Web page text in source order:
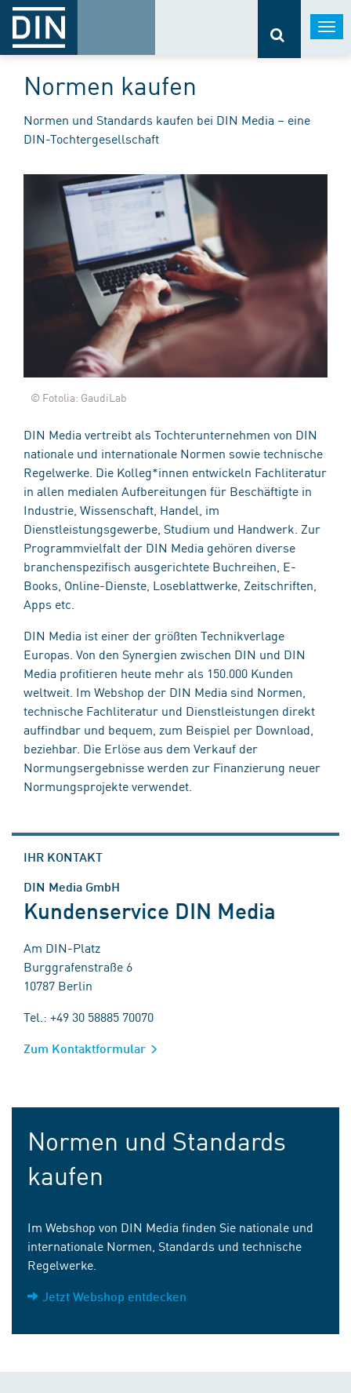
Normen kaufen
Normen und Standards kaufen bei DIN Media – eine
DIN-Tochtergesellschaft
© Fotolia: GaudiLab
DIN Media vertreibt als Tochterunternehmen von DIN
nationale und internationale Normen sowie technische
Regelwerke. Die Kolleg*innen entwickeln Fachliteratur
in allen medialen Aufbereitungen für Beschäftigte in
Industrie, Wissenschaft, Handel, im
Dienstleistungsgewerbe, Studium und Handwerk. Zur
Programmvielfalt der DIN Media gehören diverse
branchenspezifisch ausgerichtete Buchreihen, E-
Books, Online-Dienste, Loseblattwerke, Zeitschriften,
Apps etc.
DIN Media ist einer der größten Technikverlage
Europas. Von den Synergien zwischen DIN und DIN
Media profitieren heute mehr als 150.000 Kunden
weltweit. Im Webshop der DIN Media sind Normen,
technische Fachliteratur und Dienstleistungen direkt
auffindbar und bequem, zum Beispiel per Download,
beziehbar. Die Erlöse aus dem Verkauf der
Normungsergebnisse werden zur Finanzierung neuer
Normungsprojekte verwendet.
IHR KONTAKT
DIN Media GmbH
Kundenservice DIN Media
Am DIN-Platz
Burggrafenstraße 6
10787 Berlin
Tel.: +49 30 58885 70070
Zum Kontaktformular
Normen und Standards
kaufen
Im Webshop von DIN Media finden Sie nationale und
internationale Normen, Standards und technische
Regelwerke.
Jetzt Webshop entdecken